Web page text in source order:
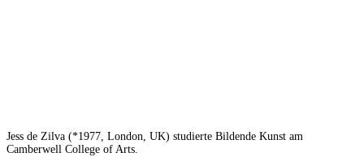
Jess de Zilva (*1977, London, UK) studierte Bildende Kunst am
Camberwell College of Arts.